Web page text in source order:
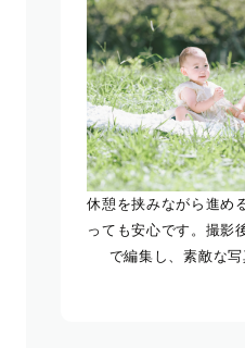
休憩を挟みながら進め
っても安心です。撮影
で編集し、素敵な写